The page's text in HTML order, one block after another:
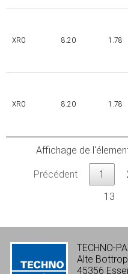
XR0 8.20 1.78
XR0 8.20 1.78
Affichage de
Précédent 1
13
TECHNO-
Alte
45356